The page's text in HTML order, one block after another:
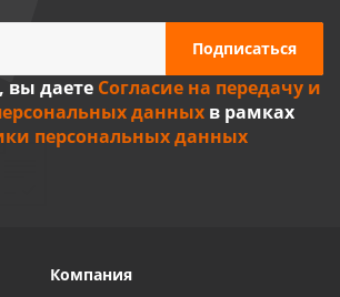
вы даете Согласие на передачу и
данныхв рамках
персональных данных
Компания